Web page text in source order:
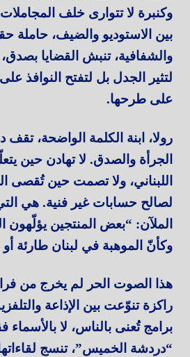
وكنبرة لا تتوارى خلف
بين الاستوديو والضيف، حاملة
والشفافية، تنبش القضايا بصدق،
لتثير الجدل بل لتفتح النوافذ
على طرحها.
رولا، ابنة الكلمة الواضحة،
الجرأة والصدق. لا تهادن حين
اللبناني، ولا تصمت حين تُقصى
لصالح حسابات غير فنية. هي التي
الملآن: “بعض المنتجين يؤلّهون
وكأنّ الموهبة في لبنان طارئة
هذا الصوت الحر لم يخرج من
راكزة تنوّعت بين الإذاعة
برامج تُعنى بالناس، لا
“دردشة الخميس”، تنسج